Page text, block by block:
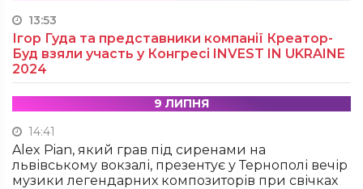
13:53
Ігор Гуда та представники компанії Креатор-
Буд взяли участь у Конгресі INVEST IN UKRAINE
2024
9 ЛИПНЯ
14:41
Alex Pian, який грав під сиренами на
львівському вокзалі, презентує у Тернополі вечір
музики легендарних композиторів при свічках